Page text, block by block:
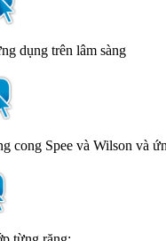
và ứng dụng trên
cong Spee và Wilson và
chỉnh khớp